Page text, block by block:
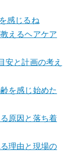
感じるね
えるヘアケア
安と計画の考え
を感じ始めた
原因と落ち着
理由と現場の